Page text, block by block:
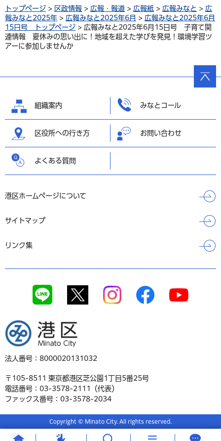
トップページ > 区政情報 > 広報・報道 > 広報紙 > 広報みなと > 広
報みなと2025年 > 広報みなと2025年6月 > 広報みなと2025年6月
15日号 トップページ > 広報みなと2025年6月15日号 子育て関
連情報 夏休みの思い出に！地域を超えた学びを発見！環境学習ツ
アーに参加しませんか
組織案内 みなとコール
区役所への行き方 お問い合わせ
よくある質問
港区ホームページについて
サイトマップ
リンク集
港区
法人番号：8000020131032
〒105-8511 東京都港区芝公園1丁目5番25号
電話番号：03-3578-2111（代表）
ファックス番号：03-3578-2034
ページ
の先頭
Copyright © Minato City. All rights reserved.